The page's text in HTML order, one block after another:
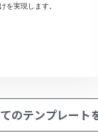
ーションでAI機能を
ーションでKING OF
ー起動のきっかけと
ガー起動後、フロ
を実現します。
のテンプレート